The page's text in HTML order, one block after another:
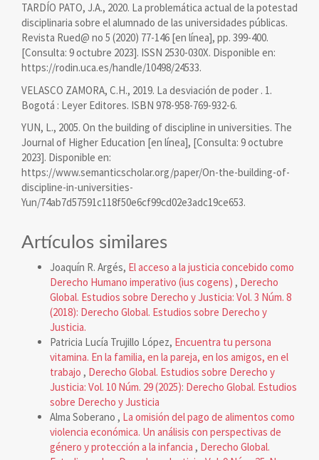
TARDÍO PATO, J.A., 2020. La problemática actual de la potestad
disciplinaria sobre el alumnado de las universidades públicas.
Revista Rued@ no 5 (2020) 77-146 [en línea], pp. 399-400.
[Consulta: 9 octubre 2023]. ISSN 2530-030X. Disponible en:
https://rodin.uca.es/handle/10498/24533.
VELASCO ZAMORA, C.H., 2019. La desviación de poder . 1.
Bogotá : Leyer Editores. ISBN 978-958-769-932-6.
YUN, L., 2005. On the building of discipline in universities. The
Journal of Higher Education [en línea], [Consulta: 9 octubre
2023]. Disponible en:
https://www.semanticscholar.org/paper/On-the-building-of-
discipline-in-universities-
Yun/74ab7d57591c118f50e6cf99cd02e3adc19ce653.
Artículos similares
Joaquín R. Argés, El acceso a la justicia concebido como
Derecho Humano imperativo (ius cogens) , Derecho
Global. Estudios sobre Derecho y Justicia: Vol. 3 Núm. 8
(2018): Derecho Global. Estudios sobre Derecho y
Justicia.
Patricia Lucía Trujillo López, Encuentra tu persona
vitamina. En la familia, en la pareja, en los amigos, en el
trabajo , Derecho Global. Estudios sobre Derecho y
Justicia: Vol. 10 Núm. 29 (2025): Derecho Global. Estudios
sobre Derecho y Justicia
Alma Soberano , La omisión del pago de alimentos como
violencia económica. Un análisis con perspectivas de
género y protección a la infancia , Derecho Global.